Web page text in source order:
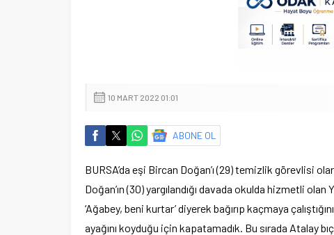
10 MART 2022 01:01
ABONE OL
BURSA’da eşi Bircan Doğan’ı (29) temizlik görevlisi
Doğan’ın (30) yargılandığı davada okulda hizmetli olan
‘Ağabey, beni kurtar’ diyerek bağırıp kaçmaya
ayağını koyduğu için kapatamadık. Bu sırada Atalay